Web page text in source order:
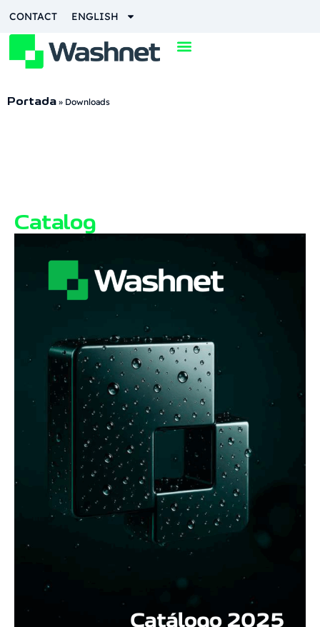
CONTACT ENGLISH
Portada » Downloads
Catalog